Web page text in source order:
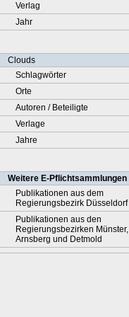
Verlag
Jahr
Clouds
Schlagwörter
Orte
Autoren / Beteiligte
Verlage
Jahre
Weitere E-Pflichtsammlungen
Publikationen aus dem
Regierungsbezirk Düsseldorf
Publikationen aus den
Regierungsbezirken Münster,
Arnsberg und Detmold